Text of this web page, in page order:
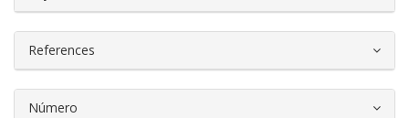
References
Número